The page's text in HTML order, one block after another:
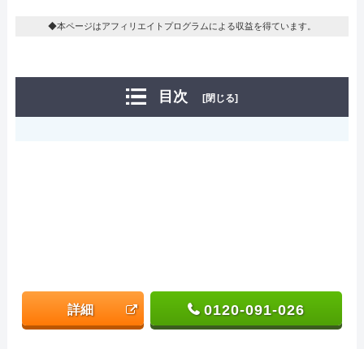
◆本ページはアフィリエイトプログラムによる収益を得ています。
目次 [閉じる]
詳細 0120-091-026